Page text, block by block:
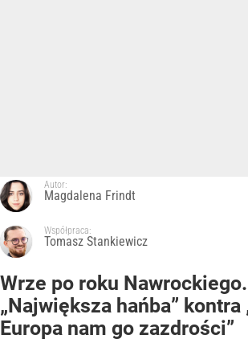
Autor:
Magdalena Frindt
Współpraca:
Tomasz Stankiewicz
Wrze po roku Nawrockiego.
„Największa hańba” kontra
Europa nam go zazdrości”